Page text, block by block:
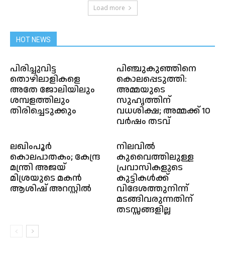
Load more
HOT NEWS
പിരിച്ചുവിട്ട
തൊഴിലാളികളെ
അതേ ജോലിയിലും
ശമ്പളത്തിലും
തിരിച്ചെടുക്കും
പിഞ്ചുകുഞ്ഞിനെ
കൊലപ്പെടുത്തി:
അമ്മയുടെ
സുഹൃത്തിന്
വധശിക്ഷ; അമ്മക്ക് 10
വർഷം തടവ്
ലഖിംപൂർ
കൊലപാതകം; കേന്ദ്ര
മന്ത്രി അജയ്
മിശ്രയുടെ മകൻ
ആശിഷ് അറസ്റ്റിൽ
നിലവിൽ
കുവൈത്തിലുള്ള
പ്രവാസികളുടെ
കുട്ടികൾക്ക്
വിദേശത്തുനിന്ന്
മടങ്ങിവരുന്നതിന്
തടസ്സങ്ങളില്ല